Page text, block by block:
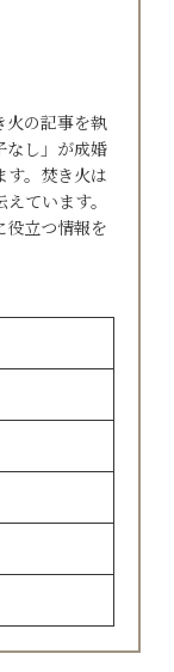
火の記事を執
なし」が成婚
す。焚き火は
ています。
役立つ情報を